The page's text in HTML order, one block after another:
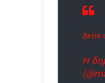
Δείτε
Η